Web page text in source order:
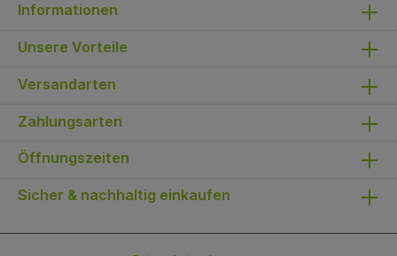
Informationen
Unsere Vorteile
Versandarten
Zahlungsarten
Öffnungszeiten
Sicher & nachhaltig einkaufen